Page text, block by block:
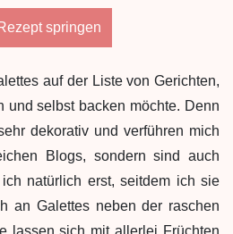
springen
auf der Liste von Gerichten,
und selbst backen möchte. Denn
dekorativ und verführen mich
Blogs, sondern sind auch
natürlich erst, seitdem ich sie
an Galettes neben der raschen
lassen sich mit allerlei Früchten